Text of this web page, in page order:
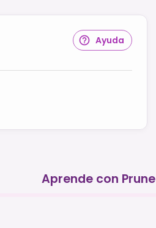
Ayuda
Aprende con Prune